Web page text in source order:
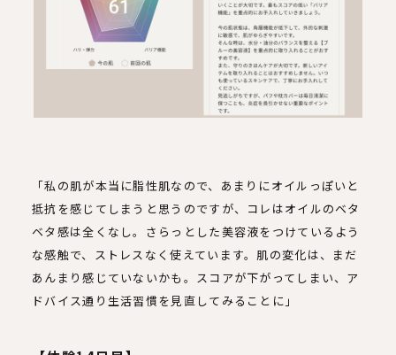
「私の肌が本当に脂性肌なので、あまりにオイルっぽいと
抵抗を感じてしまうと思うのですが、コレはオイルのベタ
ベタ感は全くなし。さらっとした美容液をつけているよう
な感触で、ストレスなく使えています。肌の変化は、まだ
あんまり感じていないかも。スコアが下がってしまい、ア
ドバイス通り生活習慣を見直してみることに」